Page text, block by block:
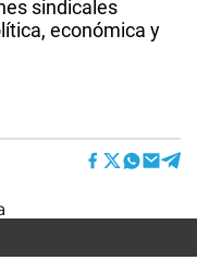
sindicales
económica y